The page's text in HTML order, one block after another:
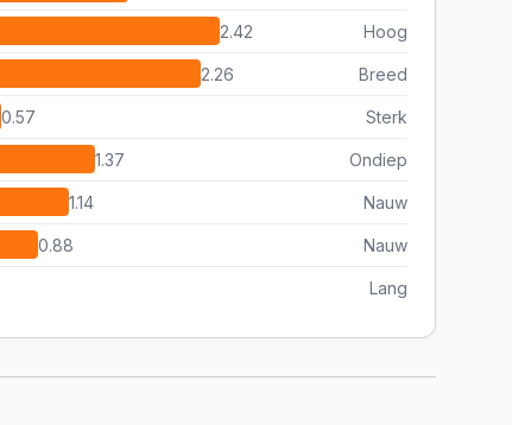
2.42 Hoog
2.26 Breed
0.57 Sterk
1.37 Ondiep
1.14 Nauw
0.88 Nauw
Lang